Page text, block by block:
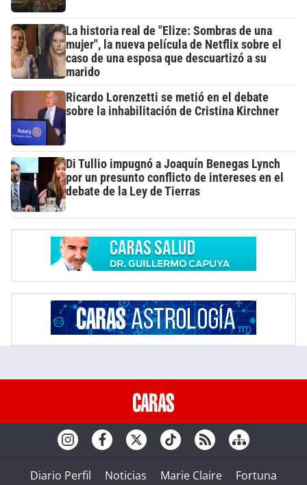
La historia real de "Elize: Sombras de una
mujer", la nueva película de Netflix sobre el
caso de una esposa que descuartizó a su
marido
Ricardo Lorenzetti se metió en el debate
sobre la inhabilitación de Cristina Kirchner
Di Tullio impugnó a Joaquín Benegas Lynch
por un presunto conflicto de intereses en el
debate de la Ley de Tierras
Diario Perfil Noticias Marie Claire Fortuna